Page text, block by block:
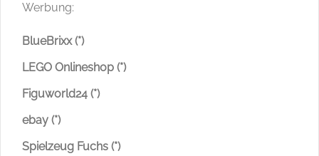
Werbung:
BlueBrixx (*)
LEGO Onlineshop (*)
Figuworld24 (*)
ebay (*)
Spielzeug Fuchs (*)